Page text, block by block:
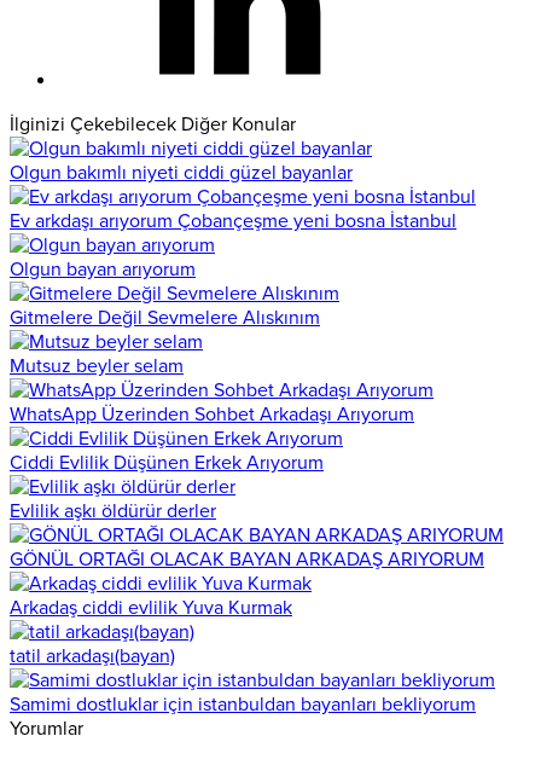
İlginizi Çekebilecek Diğer Konular
Olgun bakımlı niyeti ciddi güzel bayanlar
Ev arkdaşı arıyorum Çobançeşme yeni bosna İstanbul
Olgun bayan arıyorum
Gitmelere Değil Sevmelere Alıskınım
Mutsuz beyler selam
WhatsApp Üzerinden Sohbet Arkadaşı Arıyorum
Ciddi Evlilik Düşünen Erkek Arıyorum
Evlilik aşkı öldürür derler
GÖNÜL ORTAĞI OLACAK BAYAN ARKADAŞ ARIYORUM
Arkadaş ciddi evlilik Yuva Kurmak
tatil arkadaşı(bayan)
Samimi dostluklar için istanbuldan bayanları bekliyorum
Yorumlar